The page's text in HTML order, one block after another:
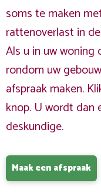
soms te maken
rattenoverlast in
Als u in uw woning
rondom uw
afspraak maken.
knop. U wordt dan
deskundige.
Maak een afspraak